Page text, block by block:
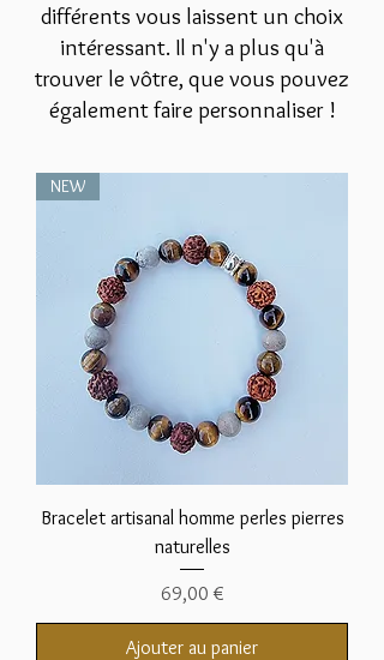
différents vous laissent un choix
intéressant. Il n'y a plus qu'à
trouver le vôtre, que vous pouvez
également faire personnaliser !
NEW
Bracelet artisanal homme perles pierres
naturelles
Prix
69,00 €
Ajouter au panier